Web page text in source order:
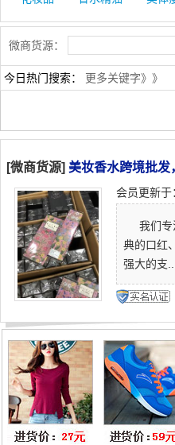
微商货源：
今日热门搜索： 更多关键字》》
[微商货源] 美妆香水跨境批发
会员更新于
我们专
典的口红
强大的支....